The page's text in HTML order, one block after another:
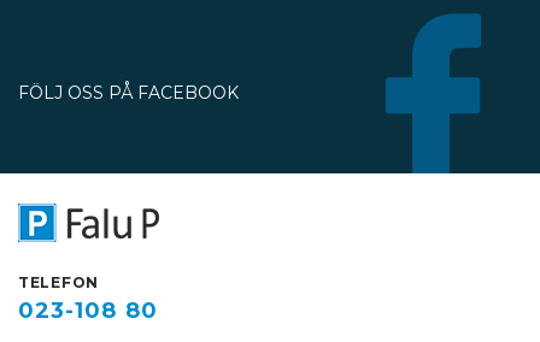
enligt kartbilden här ovan får
fordon inte stannas eller parkeras
under perioden 13 juli till 30
oktober.
FÖLJ OSS PÅ FACEBOOK
TELEFON
023-108 80